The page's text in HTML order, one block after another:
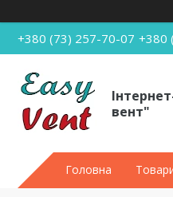
+380 (73) 257-70-07 +380
вент"
Головна